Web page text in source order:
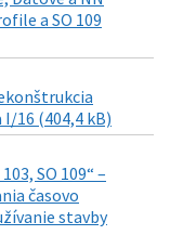
a SO 109
I/16 (404,4 kB)
SO 109“ –
časovo
stavby